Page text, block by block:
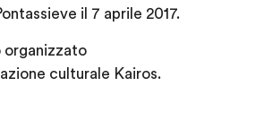
il 7 aprile 2017.
organizzato
culturale Kairos.